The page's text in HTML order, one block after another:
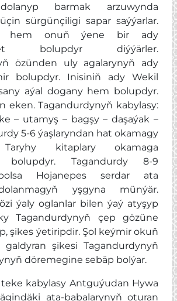
barmak arzuwynda
sürgünçiligi sapar saýýarlar.
hem onuň ýene bir ady
bolupdyr diýýärler.
özünden uly agalarynyň ady
bolupdyr. Inisiniň ady Wekil
aýal dogany hem bolupdyr.
eken. Tagandurdynyň kabylasy:
– utamyş – bagşy – daşaýak –
5-6 ýaşlaryndan hat okamagy
Taryhy kitaplary okamaga
bolupdyr. Tagandurdy 8-9
Hojanepes serdar ata
yşgyna münýär.
ýaly oglanlar bilen ýaý atyşyp
Tagandurdynyň çep gözüne
şikes ýetiripdir. Şol keýmir okuň
şikesi Tagandurdynyň
döremegine sebäp bolýar.
kabylasy Antguýudan Hywa
ata-babalarynyň oturan